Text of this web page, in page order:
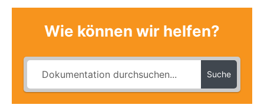
Wie können wir helfen?
Suche